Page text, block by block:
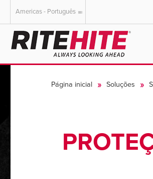
AMERICAS
English
Americas - Português
Página inicial Soluções